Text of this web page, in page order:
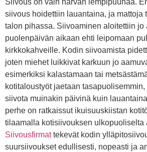
Siivous on vain harvan lempipuuhaa.
siivous hoidettiin lauantaina, ja mattoja
talon pihassa. Siivoaminen aloitettiin jo
puolenpäivän aikaan ehti leipomaan
kirkkokahveille. Kodin siivoamista
joten miehet luikkivat karkuun jo
esimerkiksi kalastamaan tai
kotitaloustyöt jaetaan
siivota muinakin päivinä kuin
perhe on ratkaissut ikuisuuskiistan
tilaamalla kotisiivouksen ulkopuoliselta
Siivousfirmattekevät kodin
suursiivoukset edullisesti, nopeasti ja